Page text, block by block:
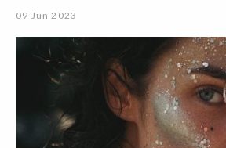
09 Jun 2023